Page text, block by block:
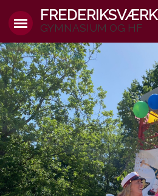
FREDERIKSVÆRK
GYMNASIUM OG HF